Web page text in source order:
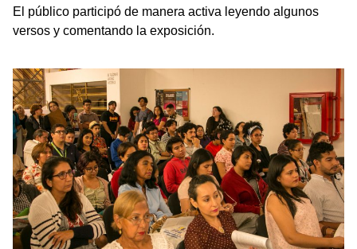
El público participó de manera activa leyendo algunos
versos y comentando la exposición.